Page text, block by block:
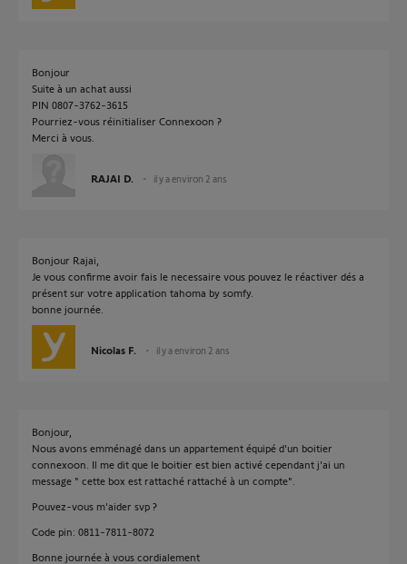
Bonjour
Suite à un achat aussi
PIN 0807-3762-3615
Pourriez-vous réinitialiser Connexoon ?
Merci à vous.
RAJAI D. il y a environ 2 ans
Bonjour Rajai,
Je vous confirme avoir fais le necessaire vous pouvez le réactiver dés a
présent sur votre application tahoma by somfy.
bonne journée.
Nicolas F. il y a environ 2 ans
Bonjour,
Nous avons emménagé dans un appartement équipé d'un boitier
connexoon. Il me dit que le boitier est bien activé cependant j'ai un
message " cette box est rattaché rattaché à un compte".
Pouvez-vous m'aider svp ?
Code pin: 0811-7811-8072
Bonne journée à vous cordialement